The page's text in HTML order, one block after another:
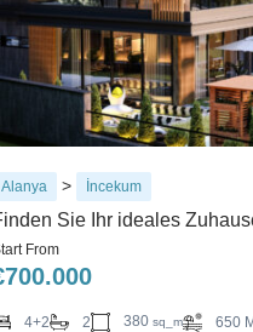
Alanya > İncekum
Sie Ihr ideales
From
700.000
4+2 2 380 sq_m 650